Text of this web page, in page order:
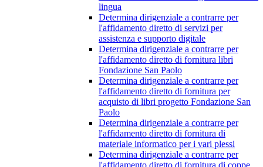
lingua
Determina dirigenziale a contrarre per
l'affidamento diretto di servizi per
assistenza e supporto digitale
Determina dirigenziale a contrarre per
l'affidamento diretto di fornitura libri
Fondazione San Paolo
Determina dirigenziale a contrarre per
l'affidamento diretto di fornitura per
acquisto di libri progetto Fondazione San
Paolo
Determina dirigenziale a contrarre per
l'affidamento diretto di fornitura di
materiale informatico per i vari plessi
Determina dirigenziale a contrarre per